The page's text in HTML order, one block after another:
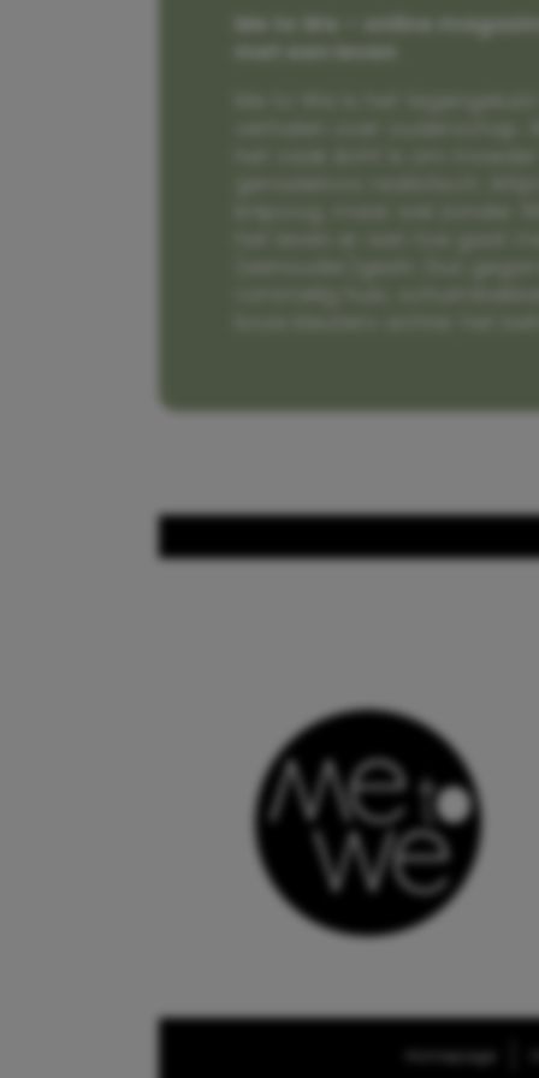
Me to We – online
met een leven
Homepage